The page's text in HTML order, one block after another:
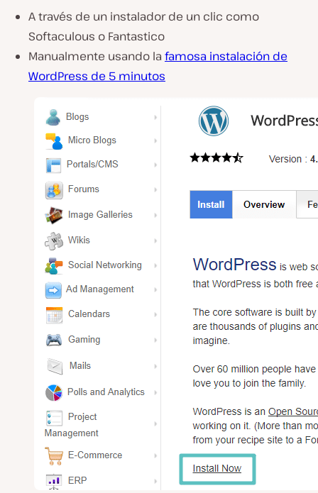
A través de un instalador de un clic como
Softaculous o Fantastico
Manualmente usando la famosa instalación de
WordPress de 5 minutos